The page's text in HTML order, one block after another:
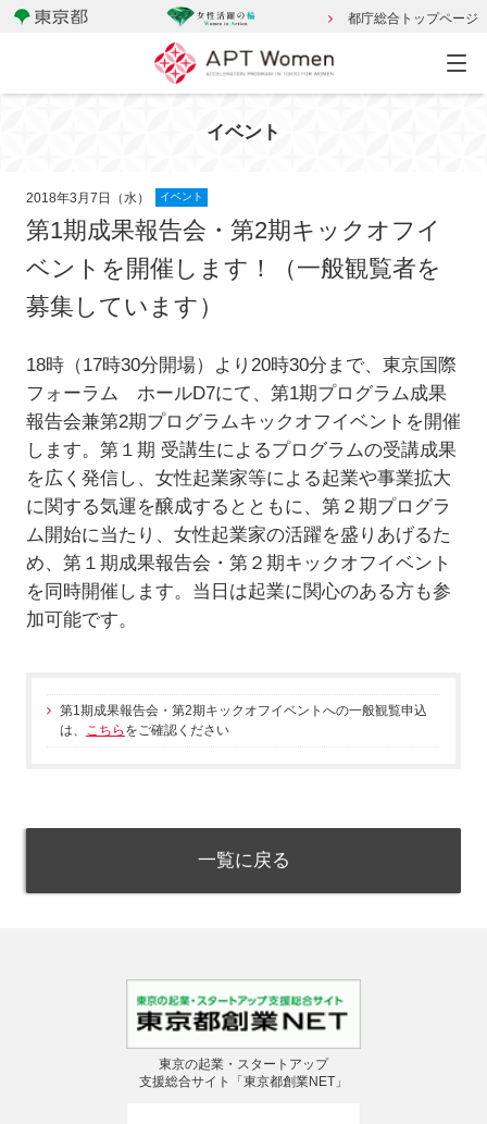
都庁総合トップページ
イベント
2018年3月7日（水） イベント
第1期成果報告会・第2期キックオフイ
ベントを開催します！（一般観覧者を
募集しています）
18時（17時30分開場）より20時30分まで、東京国際
フォーラム ホールD7にて、第1期プログラム成果
報告会兼第2期プログラムキックオフイベントを開催
します。第１期 受講生によるプログラムの受講成果
を広く発信し、女性起業家等による起業や事業拡大
に関する気運を醸成するとともに、第２期プログラ
ム開始に当たり、女性起業家の活躍を盛りあげるた
め、第１期成果報告会・第２期キックオフイベント
を同時開催します。当日は起業に関心のある方も参
加可能です。
第1期成果報告会・第2期キックオフイベントへの一般観覧申込
は、 こちら をご確認ください
一覧に戻る
東京の起業・スタートアップ
支援総合サイト「東京都創業NET」